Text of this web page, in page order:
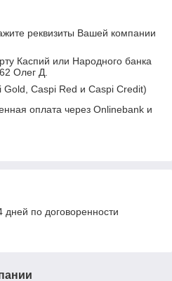
реквизиты Вашей компании
Каспий или Народного банка
Олег Д.
Caspi Red и Caspi Credit)
оплата через Onlinebank и
дней по договоренности